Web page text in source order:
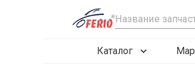
R
Каталог